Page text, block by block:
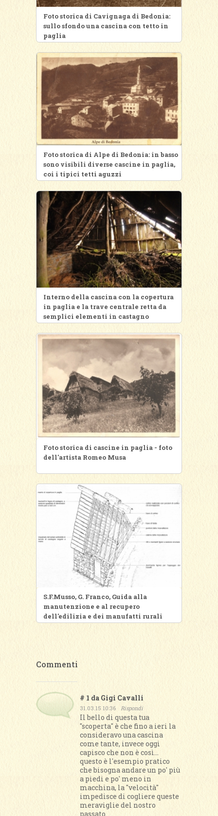
Foto storica di Cavignaga di Bedonia:
sullo sfondo una cascina con tetto in
paglia
Foto storica di Alpe di Bedonia: in basso
sono visibili diverse cascine in paglia,
coi i tipici tetti aguzzi
Interno della cascina con la copertura
in paglia e la trave centrale retta da
semplici elementi in castagno
Foto storica di cascine in paglia - foto
dell'artista Romeo Musa
S.F.Musso, G. Franco, Guida alla
manutenzione e al recupero
dell'edilizia e dei manufatti rurali
Commenti
# 1 da Gigi Cavalli
31.03.15 10:36 Rispondi
Il bello di questa tua
"scoperta" è che fino a ieri la
consideravo una cascina
come tante, invece oggi
capisco che non è così...
questo è l'esempio pratico
che bisogna andare un po' più
a piedi e po' meno in
macchina, la "velocità"
impedisce di cogliere queste
meraviglie del nostro
passato.